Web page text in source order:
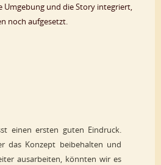
Umgebung und die Story integriert,
noch aufgesetzt.
einen ersten guten Eindruck.
das Konzept beibehalten und
ausarbeiten, könnten wir es